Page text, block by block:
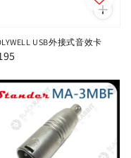
USB外接式音效卡